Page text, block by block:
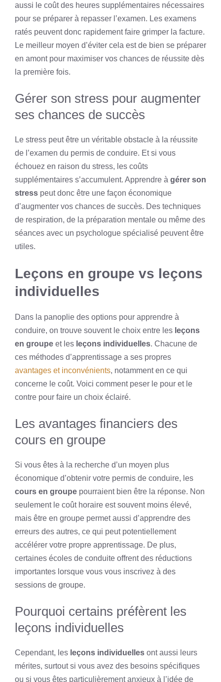
aussi le coût des heures supplémentaires nécessaires
pour se préparer à repasser l’examen. Les examens
ratés peuvent donc rapidement faire grimper la facture.
Le meilleur moyen d’éviter cela est de bien se préparer
en amont pour maximiser vos chances de réussite dès
la première fois.
Gérer son stress pour augmenter
ses chances de succès
Le stress peut être un véritable obstacle à la réussite
de l’examen du permis de conduire. Et si vous
échouez en raison du stress, les coûts
supplémentaires s’accumulent. Apprendre à gérer son
stress peut donc être une façon économique
d’augmenter vos chances de succès. Des techniques
de respiration, de la préparation mentale ou même des
séances avec un psychologue spécialisé peuvent être
utiles.
Leçons en groupe vs leçons
individuelles
Dans la panoplie des options pour apprendre à
conduire, on trouve souvent le choix entre les leçons
en groupe et les leçons individuelles. Chacune de
ces méthodes d’apprentissage a ses propres
avantages et inconvénients, notamment en ce qui
concerne le coût. Voici comment peser le pour et le
contre pour faire un choix éclairé.
Les avantages financiers des
cours en groupe
Si vous êtes à la recherche d’un moyen plus
économique d’obtenir votre permis de conduire, les
cours en groupe pourraient bien être la réponse. Non
seulement le coût horaire est souvent moins élevé,
mais être en groupe permet aussi d’apprendre des
erreurs des autres, ce qui peut potentiellement
accélérer votre propre apprentissage. De plus,
certaines écoles de conduite offrent des réductions
importantes lorsque vous vous inscrivez à des
sessions de groupe.
Pourquoi certains préfèrent les
leçons individuelles
Cependant, les leçons individuelles ont aussi leurs
mérites, surtout si vous avez des besoins spécifiques
ou si vous êtes particulièrement anxieux à l’idée de